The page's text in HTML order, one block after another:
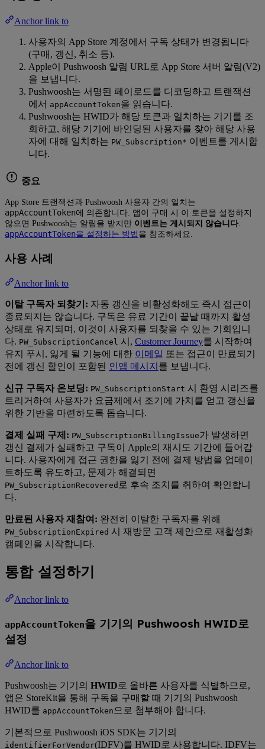
Anchor link to
사용자의 App Store 계정에서 구독 상태가 변경됩니다
(구매, 갱신, 취소 등).
Apple이 Pushwoosh 알림 URL로 App Store 서버 알림(V2)
을 보냅니다.
Pushwoosh는 서명된 페이로드를 디코딩하고 트랜잭션
에서 appAccountToken을 읽습니다.
Pushwoosh는 HWID가 해당 토큰과 일치하는 기기를 조
회하고, 해당 기기에 바인딩된 사용자를 찾아 해당 사용
자에 대해 일치하는 PW_Subscription* 이벤트를 게시합
니다.
중요
App Store 트랜잭션과 Pushwoosh 사용자 간의 일치는
appAccountToken에 의존합니다. 앱이 구매 시 이 토큰을 설정하지
않으면 Pushwoosh는 알림을 받지만 이벤트는 게시되지 않습니다
appAccountToken을 설정하는 방법 을 참조하세요.
사용 사례
Anchor link to
이탈 구독자 되찾기: 자동 갱신을 비활성화해도 즉시 접근이
종료되지는 않습니다. 구독은 유료 기간이 끝날 때까지 활성
상태로 유지되며, 이것이 사용자를 되찾을 수 있는 기회입니
다. PW_SubscriptionCancel 시, Customer Journey를 시작하여
유지 푸시, 잃게 될 기능에 대한 이메일 또는 접근이 만료되기
전에 갱신 할인이 포함된 인앱 메시지 를 보냅니다.
신규 구독자 온보딩: PW_SubscriptionStart 시 환영 시리즈를
트리거하여 사용자가 요금제에서 조기에 가치를 얻고 갱신을
위한 기반을 마련하도록 돕습니다.
결제 실패 구제: PW_SubscriptionBillingIssue가 발생하면
갱신 결제가 실패하고 구독이 Apple의 재시도 기간에 들어갑
니다. 사용자에게 접근 권한을 잃기 전에 결제 방법을 업데이
트하도록 유도하고, 문제가 해결되면
PW_SubscriptionRecovered 로 후속 조치를 취하여 확인합니
다.
만료된 사용자 재참여: 완전히 이탈한 구독자를 위해
PW_SubscriptionExpired 시 재방문 고객 제안으로 재활성화
캠페인을 시작합니다.
통합 설정하기
Anchor link to
appAccountToken을 기기의 Pushwoosh HWID로
설정
Anchor link to
Pushwoosh는 기기의 HWID 로 올바른 사용자를 식별하므로,
앱은 StoreKit을 통해 구독을 구매할 때 기기의 Pushwoosh
HWID를 appAccountToken 으로 첨부해야 합니다.
기본적으로 Pushwoosh iOS SDK는 기기의
identifierForVendor(IDFV)를 HWID로 사용합니다. IDFV는